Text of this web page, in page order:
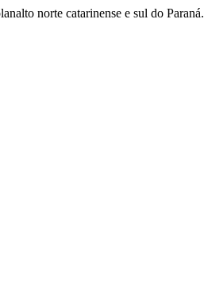
norte catarinense e sul do Paraná.